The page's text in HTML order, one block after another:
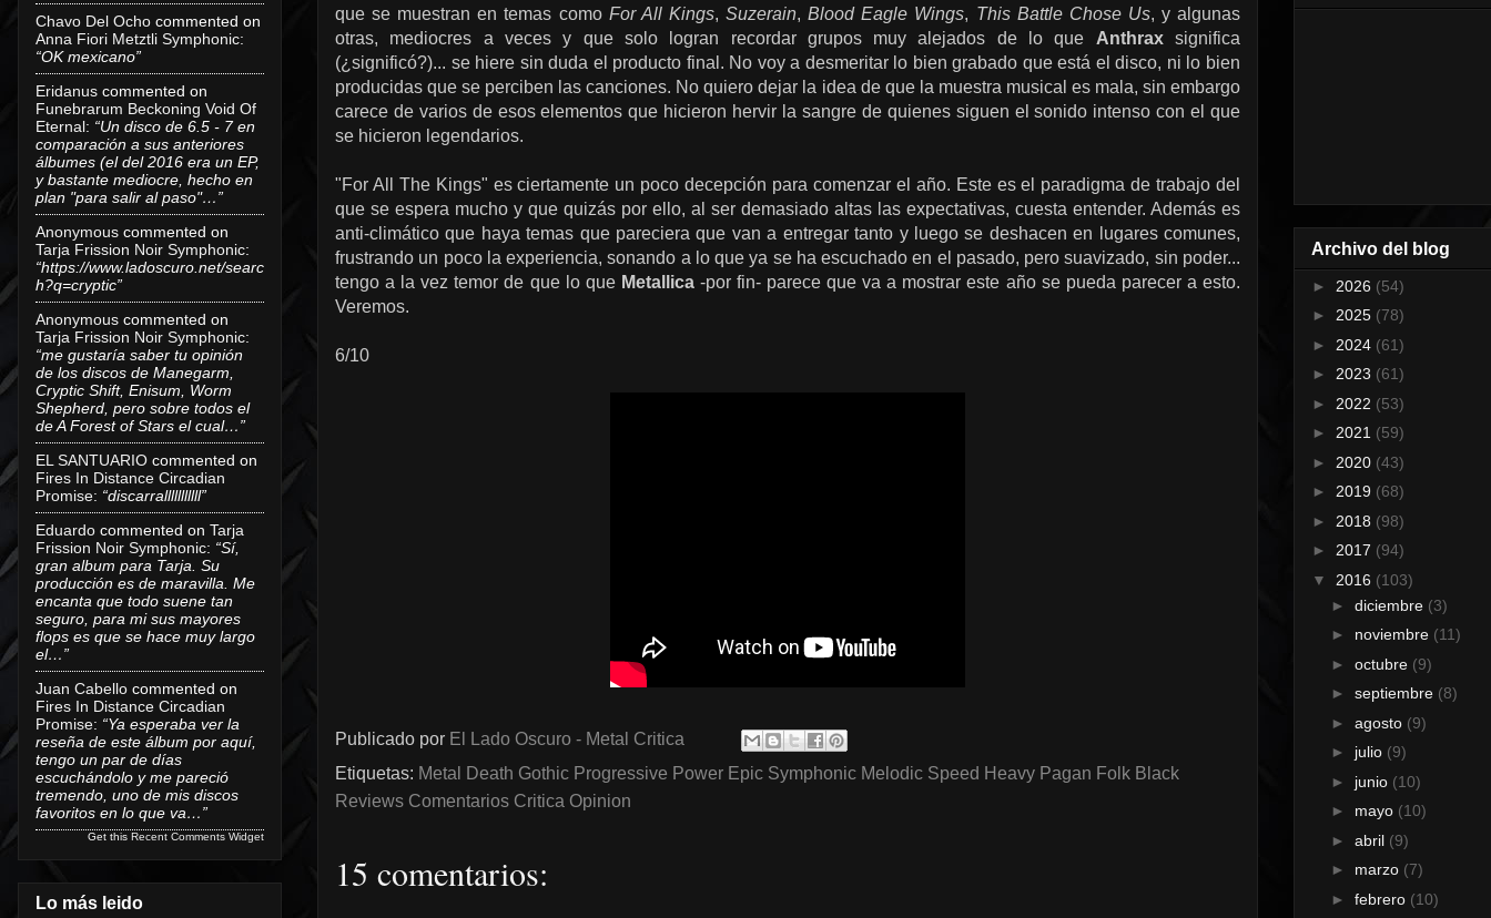
que se muestran en temas como For All Kings,Suzerain,Blood Eagle Wings, This Battle Chose Us, y algunas
otras, mediocres a veces y que solo logran recordar grupos muy alejados de lo que Anthraxsignifica
(¿significó?)... se hiere sin duda el producto final. No voy a desmeritar lo bien grabado que está el disco, ni lo bien
producidas que se perciben las canciones. No quiero dejar la idea de que la muestra musical es mala, sin embargo
carece de varios de esos elementos que hicieron hervir la sangre de quienes siguen el sonido intenso con el que
se hicieron legendarios.
"For All The Kings" es ciertamente un poco decepción para comenzar el año. Este es el paradigma de trabajo del
que se espera mucho y que quizás por ello, al ser demasiado altas las expectativas, cuesta entender. Además es
anti-climático que haya temas que pareciera que van a entregar tanto y luego se deshacen en lugares comunes,
frustrando un poco la experiencia, sonando a lo que ya se ha escuchado en el pasado, pero suavizado, sin poder...
tengo a la vez temor de que lo que Metallica-por fin- parece que va a mostrar este año se pueda parecer a esto.
Veremos.
6/10
Publicado por El Lado Oscuro - Metal Critica
Etiquetas: Metal Death Gothic Progressive Power Epic Symphonic Melodic Speed Heavy Pagan Folk Black
Reviews Comentarios Critica Opinion
15 comentarios:
Chavo Del Ocho commented on
Anna Fiori Metztli Symphonic:
“OK mexicano”
Eridanus commented on
Funebrarum Beckoning Void Of
Eternal: “Un disco de 6.5 - 7 en
comparación a sus anteriores
álbumes (el del 2016 era un EP,
y bastante mediocre, hecho en
plan "para salir al paso"…”
Anonymous commented on
Tarja Frission Noir Symphonic:
“https://www.ladoscuro.net/searc
h?q=cryptic”
Anonymous commented on
Tarja Frission Noir Symphonic:
“me gustaría saber tu opinión
de los discos de Manegarm,
Cryptic Shift, Enisum, Worm
Shepherd, pero sobre todos el
de A Forest of Stars el cual…”
EL SANTUARIO commented on
Fires In Distance Circadian
Promise: “discarralllllllllll”
Eduardo commented on Tarja
Frission Noir Symphonic: “Sí,
gran album para Tarja. Su
producción es de maravilla. Me
encanta que todo suene tan
seguro, para mi sus mayores
flops es que se hace muy largo
el…”
Juan Cabello commented on
Fires In Distance Circadian
Promise: “Ya esperaba ver la
reseña de este álbum por aquí,
tengo un par de días
escuchándolo y me pareció
tremendo, uno de mis discos
favoritos en lo que va…”
Get this Recent Comments Widget
Lo más leido
Archivo del blog
► 2026 (54)
► 2025 (78)
► 2024 (61)
► 2023 (61)
► 2022 (53)
► 2021 (59)
► 2020 (43)
► 2019 (68)
► 2018 (98)
► 2017 (94)
▼ 2016 (103)
► diciembre (3)
► noviembre (11)
► octubre (9)
► septiembre (8)
► agosto (9)
► julio (9)
► junio (10)
► mayo (10)
► abril (9)
► marzo (7)
► febrero (10)